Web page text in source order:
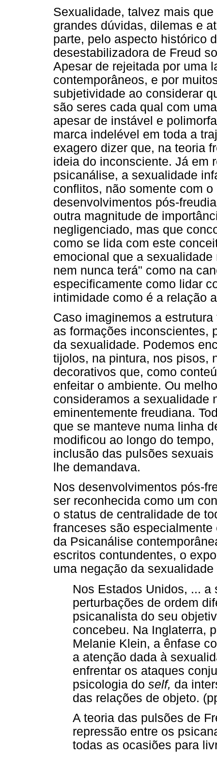
Sexualidade, talvez mais
grandes dúvidas, dilemas e
parte, pelo aspecto histórico
desestabilizadora de Freud
Apesar de rejeitada por uma
contemporâneos, e por
subjetividade ao considerar
são seres cada qual com
apesar de instável e
marca indelével em toda a
exagero dizer que, na teoria
ideia do inconsciente. Já em
psicanálise, a sexualidade
conflitos, não somente com
desenvolvimentos pós-
outra magnitude de
negligenciado, mas que
como se lida com este
emocional que a
nem nunca terá" como na
especificamente como lidar
intimidade como é a relação
Caso imaginemos a
as formações inconscientes,
da sexualidade. Podemos
tijolos, na pintura, nos pisos,
decorativos que, como
enfeitar o ambiente. Ou
consideramos a sexualidade
eminentemente freudiana.
que se manteve numa linha
modificou ao longo do
inclusão das pulsões
lhe demandava.
Nos desenvolvimentos pós-
ser reconhecida como um
o status de centralidade de
franceses são
da Psicanálise
escritos contundentes, o
uma negação da
Nos Estados Unidos, ...
perturbações de ordem
psicanalista do seu
concebeu. Na Inglaterra,
Melanie Klein, a ênfase
a atenção dada à
enfrentar os ataques
psicologia do self, da
das relações de objeto.
A teoria das pulsões de
repressão entre os
todas as ocasiões para